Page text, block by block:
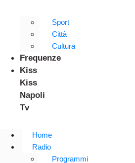
Sport
Città
Cultura
Frequenze
Kiss
Kiss
Napoli
Tv
Home
Radio
Programmi